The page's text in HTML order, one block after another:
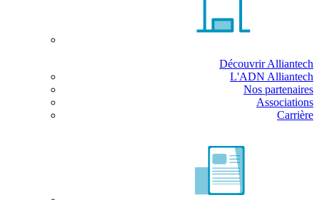
Découvrir Alliantech
L'ADN Alliantech
Nos partenaires
Associations
Carrière